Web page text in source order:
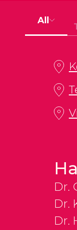
All
Dr.
Dr.
Dr.